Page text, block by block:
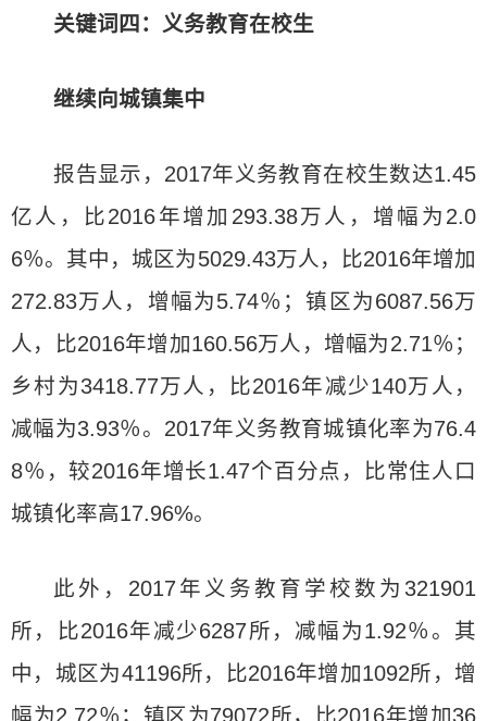
关键词四：义务教育在校生
继续向城镇集中
报告显示，2017年义务教育在校生数达1.45
亿人，比2016年增加293.38万人，增幅为2.0
6％。其中，城区为5029.43万人，比2016年增加
272.83万人，增幅为5.74％；镇区为6087.56万
人，比2016年增加160.56万人，增幅为2.71％；
乡村为3418.77万人，比2016年减少140万人，
减幅为3.93％。2017年义务教育城镇化率为76.4
8％，较2016年增长1.47个百分点，比常住人口
城镇化率高17.96%。
此外，2017年义务教育学校数为321901
所，比2016年减少6287所，减幅为1.92％。其
中，城区为41196所，比2016年增加1092所，增
幅为2.72％；镇区为79072所，比2016年增加36